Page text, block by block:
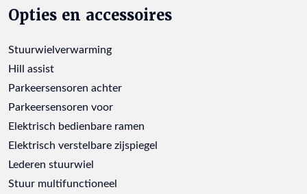
Opties en accessoires
Stuurwielverwarming
Hill assist
Parkeersensoren achter
Parkeersensoren voor
Elektrisch bedienbare ramen
Elektrisch verstelbare zijspiegel
Lederen stuurwiel
Stuur multifunctioneel